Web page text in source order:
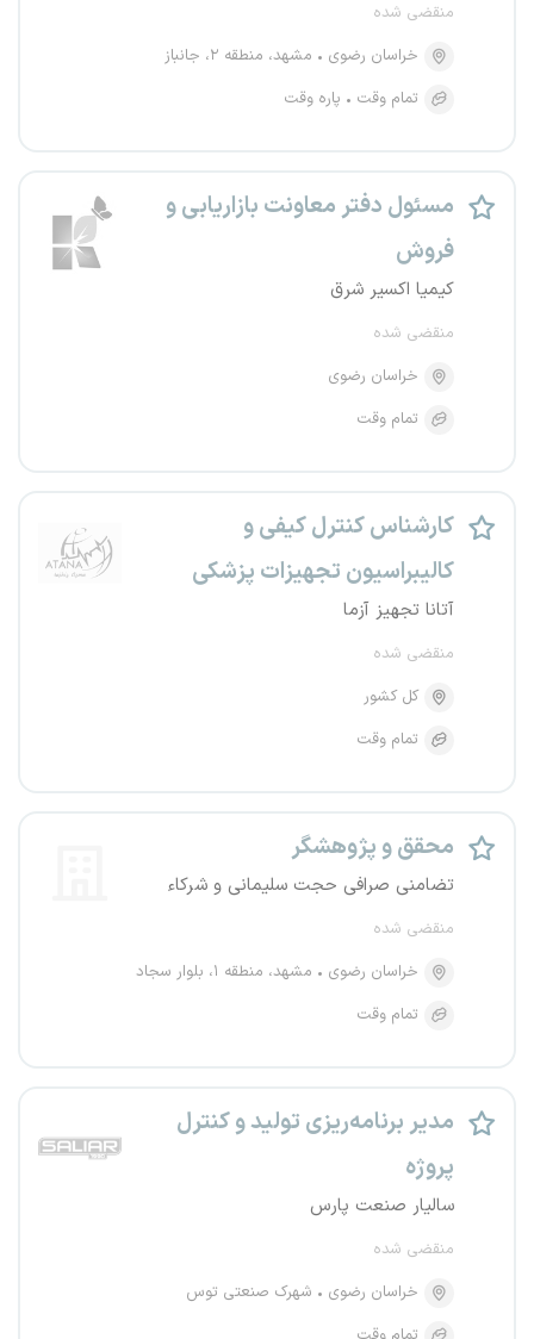
منقضی شده
خراسان رضوی
مشهد، منطقه ۲، جانباز
تمام وقت
پاره وقت
مسئول دفتر معاونت بازاریابی و
فروش
کیمیا اکسیر شرق
منقضی شده
خراسان رضوی
تمام وقت
کارشناس کنترل کیفی و
کالیبراسیون تجهیزات پزشکی
آتانا تجهیز آزما
منقضی شده
کل کشور
تمام وقت
محقق و پژوهشگر
تضامنی صرافی حجت سلیمانی و شرکاء
منقضی شده
خراسان رضوی
مشهد، منطقه ۱، بلوار سجاد
تمام وقت
مدیر برنامه‌ریزی تولید و کنترل
پروژه
سالیار صنعت پارس
منقضی شده
خراسان رضوی
شهرک صنعتی توس